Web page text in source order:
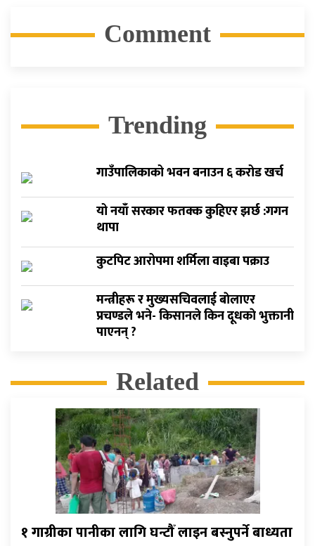
Comment
Trending
गाउँपालिकाको भवन बनाउन ६ करोड खर्च
यो नयाँ सरकार फतक्क कुहिएर झर्छ :गगन
थापा
कुटपिट आरोपमा शर्मिला वाइबा पक्राउ
मन्त्रीहरू र मुख्यसचिवलाई बाेलाएर
प्रचण्डले भने- किसानले किन दूधकाे भुक्तानी
पाएनन् ?
Related
१ गाग्रीका पानीका लागि घन्टौँ लाइन बस्नुपर्ने बाध्यता